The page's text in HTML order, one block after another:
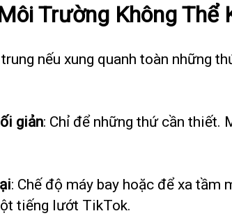
Trường Không Thể
nếu xung quanh toàn những
giản: Chỉ để những thứ cần thiết.
: Chế độ máy bay hoặc để xa
tiếng lướt TikTok.